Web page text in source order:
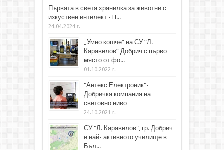
Първата в света хранилка за животни с
изкуствен интелект - H...
24.04.2024 г.
„Умно кошче“ на СУ “Л.
Каравелов” Добрич с първо
място от фо...
01.10.2022 г.
"Антекс Електроник"-
Добричка компания на
световно ниво
24.10.2021 г.
СУ "Л. Каравелов", гр. Добрич
е най- активното училище в
Бъл...